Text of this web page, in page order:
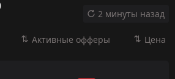
2 минуты назад
Активные офферы Цена